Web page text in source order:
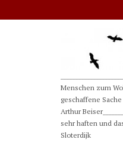
Menschen zum
geschaffene
Arthur
sehr haften und
Sloterdijk